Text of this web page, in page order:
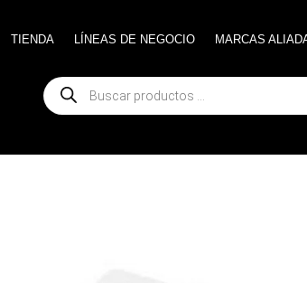
TIENDA LÍNEAS DE NEGOCIO MARCAS
Búsqueda
de
productos
TIENDA LÍNEAS DE NEGOCIO MARCAS
Búsqueda
de
productos